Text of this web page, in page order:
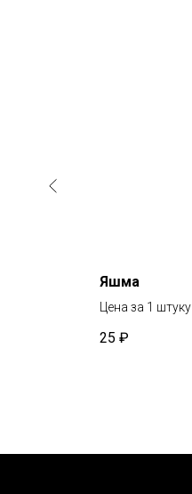
Яшма
Цена за 1 штуку
25 ₽